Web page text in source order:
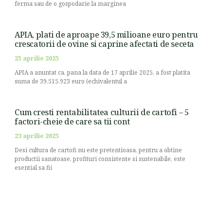
ferma sau de o gospodarie la marginea
APIA, plati de aproape 39,5 milioane euro pentru
crescatorii de ovine si caprine afectati de seceta
25 aprilie 2025
APIA a anuntat ca, pana la data de 17 aprilie 2025, a fost platita
suma de 39.515.923 euro (echivalentul a
Cum cresti rentabilitatea culturii de cartofi – 5
factori-cheie de care sa tii cont
23 aprilie 2025
Desi cultura de cartofi nu este pretentioasa, pentru a obtine
productii sanatoase, profituri consistente si sustenabile, este
esential sa fii